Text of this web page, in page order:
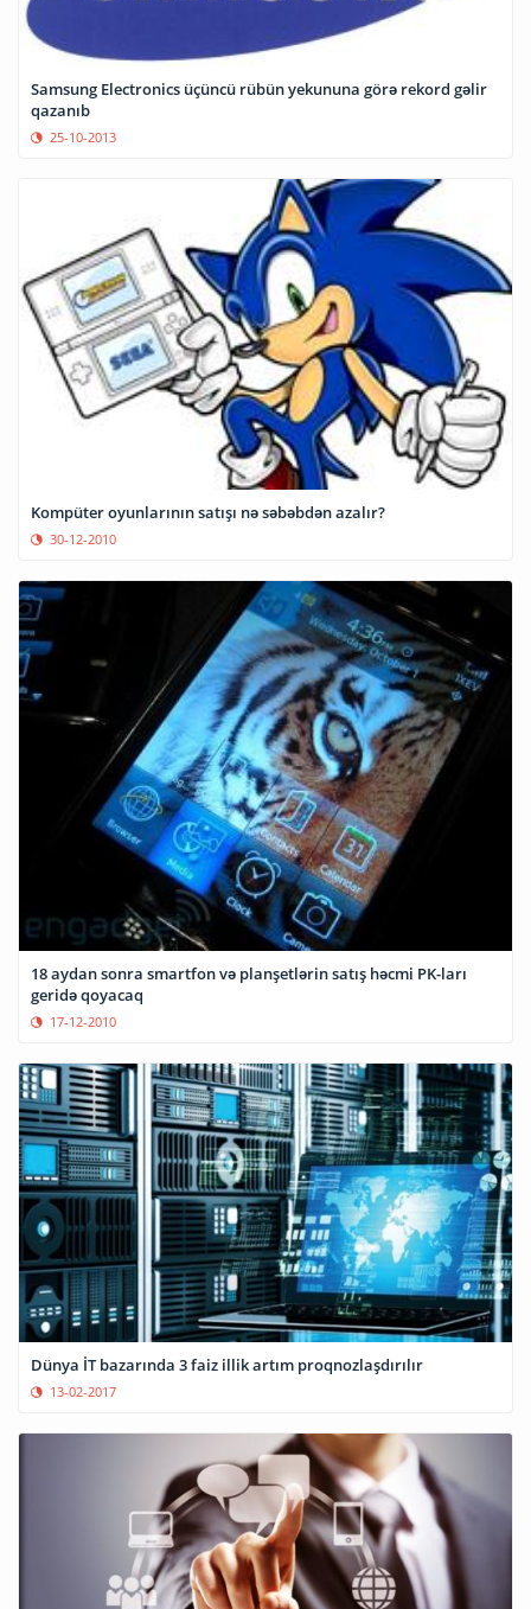
Samsung Electronics üçüncü rübün yekununa görə rekord gəlir
qazanıb
25-10-2013
Kompüter oyunlarının satışı nə səbəbdən azalır?
30-12-2010
18 aydan sonra smartfon və planşetlərin satış həcmi PK-ları
geridə qoyacaq
17-12-2010
Dünya İT bazarında 3 faiz illik artım proqnozlaşdırılır
13-02-2017